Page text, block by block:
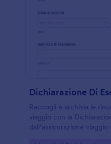
Raccogli e archivia le
viaggio con la
dall’assicurazione